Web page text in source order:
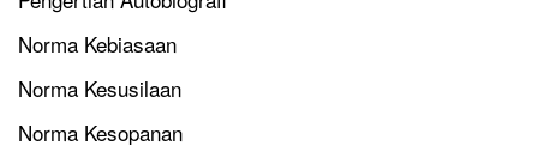
Norma Kebiasaan
Norma Kesusilaan
Norma Kesopanan